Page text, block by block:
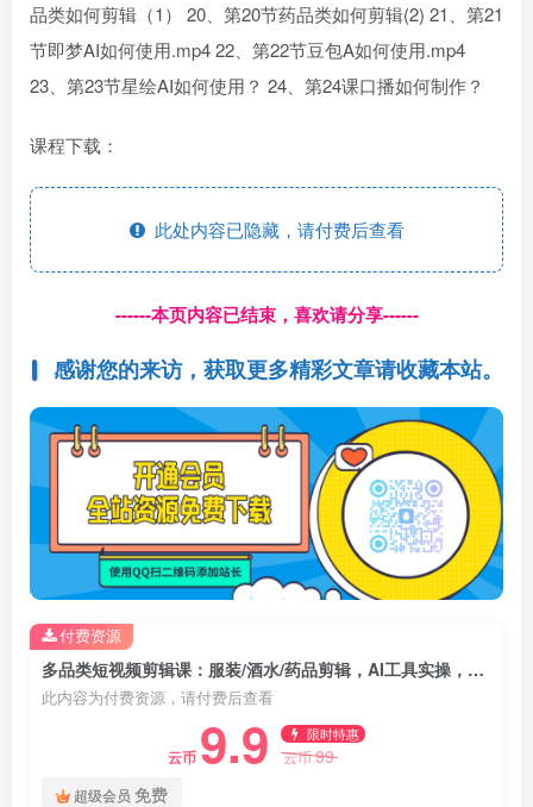
品类如何剪辑（1） 20、第20节药品类如何剪辑(2) 21、第21
节即梦AI如何使用.mp4 22、第22节豆包A如何使用.mp4
23、第23节星绘AI如何使用？ 24、第24课口播如何制作？
课程下载：
此处内容已隐藏，请付费后查看
------本页内容已结束，喜欢请分享------
感谢您的来访，获取更多精彩文章请收藏本站。
多品类短视频剪辑课：服装/酒水/药品剪辑，AI工具实操，解锁创意玩法
此内容为付费资源，请付费后查看
云币 9.9 限时特惠
云币99
超级会员 免费
付费资源